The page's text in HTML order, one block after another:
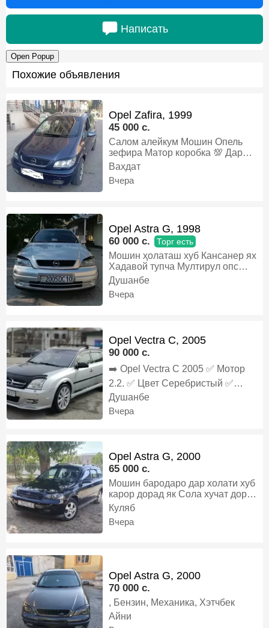
Написать
Open Popup
Похожие объявления
Opel Zafira, 1999
45 000 c.
Салом алейкум Мошин Опель
зефира Матор коробка 💯 Дар
холати хуб карор дорад Алишам
мешава, Газ-бензин, Механика,
Минивэн
Вахдат
Вчера
Opel Astra G, 1998
60 000 c. Торг есть
Мошин ҳолаташ хуб Кансанер ях
Хадавой тупча Мултирул опс
карбон Шток прибор опс
Манитори андроид Задни камера
Задни партроник Видёрегистатор
шудаги Танировка то ноябр
Харидори аниқ бо муомила дора,
Газ-бензин, Механика, Хэтчбек
Душанбе
Вчера
Opel Vectra C, 2005
90 000 c.
➡️ Opel Vectra C 2005 ✅️ Мотор
2.2. ✅️ Цвет Серебристый ✅️
Кадиционер Ях ✅️ Кожаный салон
✅️ Мульти руль ✅️ Состояние:
Гаштаги 👍 ✅️ РАСТАМОЖКА ‼️ ✅️
Автомат, Универсал
Душанбе
Вчера
Opel Astra G, 2000
65 000 c.
Мошин бародаро дар холати хуб
карор дорад як Сола хучат дорад
балоно Нав кандисанер кор
мекунад краска намекуни факат
хаи мекуни, Бензин, Механика,
Куляб
Вчера
Opel Astra G, 2000
70 000 c.
, Бензин, Механика, Хэтчбек
Айни